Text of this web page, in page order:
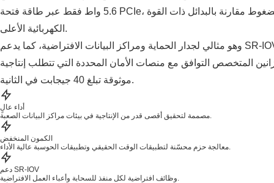
5.6 واط فقط عبر طاقة فتحة PCIe، فإنه يقلل الحمل الحراري في الهيكل المضغوط مقارنة بالبدائل ذات القوة
الكهربائية الأعلى.
وهو مثالي لجدار الحماية ومراكز البيانات الافتراضية، كما يدعم SR-IOV و DPDK لتخصيص الموارد بكفاءة. وعلى
المتخصص التوافق مع منصات الأمان المحددة التي تتطلب إنتاجية
موثوقة تبلغ 40 جيجابت في الثانية.
أداء عالٍ
مصممة لتحقيق أقصى قدر من الإنتاجية في بيئات مراكز البيانات الصعبة.
الكمون المنخفض
معالجة حزم محسّنة لتطبيقات الوقت الحقيقي وتطبيقات الحوسبة عالية الأداء.
دعم SR-IOV
وظائف افتراضية لكل منفذ للسحابة وأعباء العمل الافتراضية.